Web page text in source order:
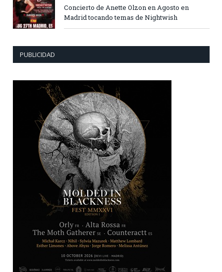
Concierto de Anette Olzon en Agosto en
Madrid tocando temas de Nightwish
PUBLICIDAD